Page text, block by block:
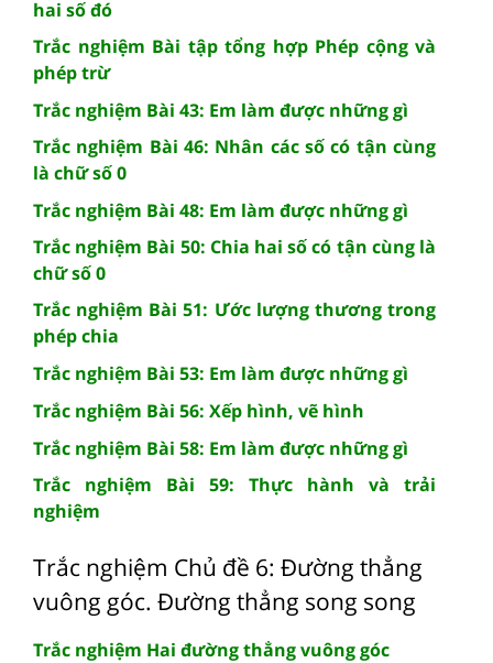
hai số đó
Trắc nghiệm Bài tập tổng hợp Phép cộng và
phép trừ
Trắc nghiệm Bài 43: Em làm được những gì
Trắc nghiệm Bài 46: Nhân các số có tận cùng
là chữ số 0
Trắc nghiệm Bài 48: Em làm được những gì
Trắc nghiệm Bài 50: Chia hai số có tận cùng là
chữ số 0
Trắc nghiệm Bài 51: Ước lượng thương trong
phép chia
Trắc nghiệm Bài 53: Em làm được những gì
Trắc nghiệm Bài 56: Xếp hình, vẽ hình
Trắc nghiệm Bài 58: Em làm được những gì
Trắc nghiệm Bài 59: Thực hành và trải
nghiệm
Trắc nghiệm Chủ đề 6: Đường thẳng
vuông góc. Đường thẳng song song
Trắc nghiệm Hai đường thẳng vuông góc